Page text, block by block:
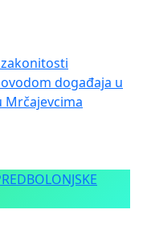
događaja u
Mrčajevcima